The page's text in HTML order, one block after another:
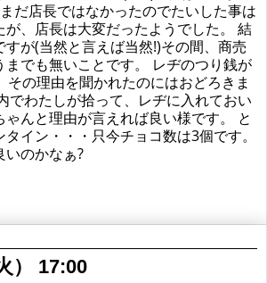
だ店長ではなかったのでたいした事は
、店長は大変だったようでした。 結
すが(当然と言えば当然!)その間、商売
までも無いことです。 レヂのつり銭が
その理由を聞かれたのにはおどろきま
でわたしが拾って、レヂに入れておい
んと理由が言えれば良い様です。 と
イン・・・只今チョコ数は3個です。
いのかなぁ?
） 17:00